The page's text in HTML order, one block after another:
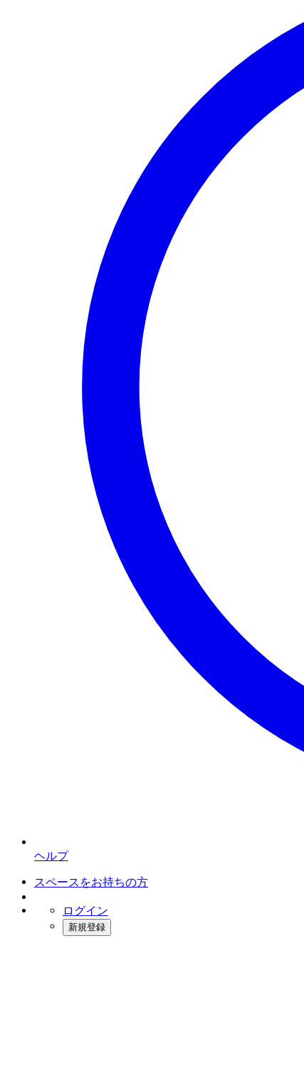
ヘルプ
スペースをお持ちの方
ログイン
新規登録